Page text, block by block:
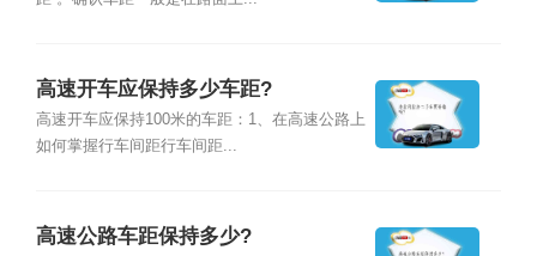
高速开车应保持多少车距?
高速开车应保持100米的车距：1、在高速公路上
如何掌握行车间距行车间距...
高速公路车距保持多少?